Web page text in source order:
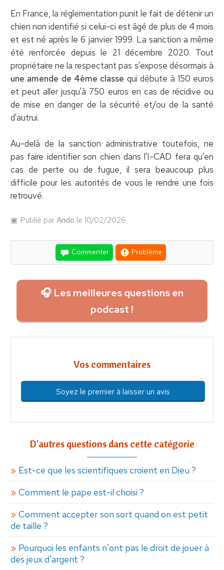
En France, la réglementation punit le fait de détenir un
chien non identifié si celui-ci est âgé de plus de 4 mois
et est né après le 6 janvier 1999. La sanction a même
été renforcée depuis le 21 décembre 2020. Tout
propriétaire ne la respectant pas s'expose désormais à
une amende de 4ème classe qui débute à 150 euros
et peut aller jusqu'à 750 euros en cas de récidive ou
de mise en danger de la sécurité et/ou de la santé
d'autrui.
Au-delà de la sanction administrative toutefois, ne
pas faire identifier son chien dans l'I-CAD fera qu'en
cas de perte ou de fugue, il sera beaucoup plus
difficile pour les autorités de vous le rendre une fois
retrouvé.
Publié parAndo le 10/02/2026
Commenter Problème
🎧 Les meilleures questions en
podcast !
Vos commentaires
Soyez le premier à laisser un avis
D'autres questions dans cette catégorie
Est-ce que les scientifiques croient en Dieu ?
Comment le pape est-il choisi ?
Comment accepter son sort quand on est petit
de taille ?
Pourquoi les enfants n'ont pas le droit de jouer à
des jeux d'argent ?